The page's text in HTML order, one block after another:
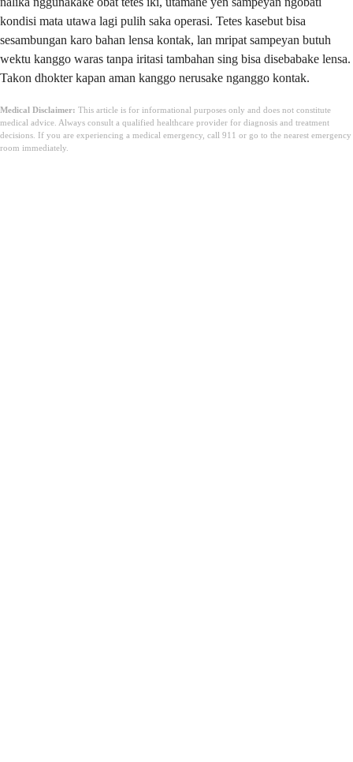
kondisi mata utawa lagi pulih saka operasi. Tetes kasebut bisa
sesambungan karo bahan lensa kontak, lan mripat sampeyan butuh
wektu kanggo waras tanpa iritasi tambahan sing bisa disebabake lensa.
Takon dhokter kapan aman kanggo nerusake nganggo kontak.
Medical Disclaimer: This article is for informational purposes only and does not constitute
medical advice. Always consult a qualified healthcare provider for diagnosis and treatment
decisions. If you are experiencing a medical emergency, call 911 or go to the nearest emergency
room immediately.